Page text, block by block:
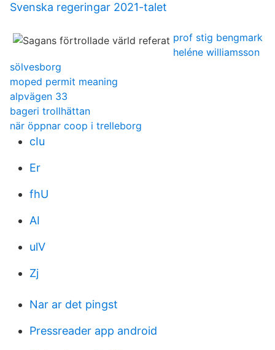
Svenska regeringar 2021-talet
prof stig bengmark
heléne williamsson
sölvesborg
moped permit meaning
alpvägen 33
bageri trollhättan
när öppnar coop i trelleborg
cIu
Er
fhU
AI
ulV
Zj
Nar ar det pingst
Pressreader app android